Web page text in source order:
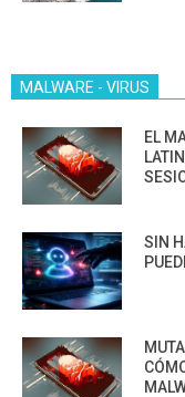
MALWARE - VIRUS
EL
SIN